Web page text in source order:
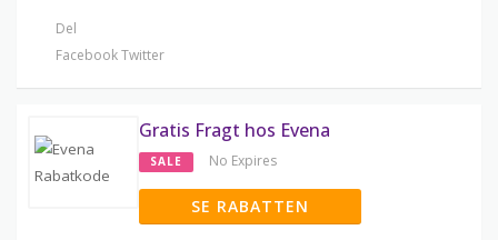
Del
FacebookTwitter
Gratis Fragt hos Evena
SALE No Expires
SE RABATTEN